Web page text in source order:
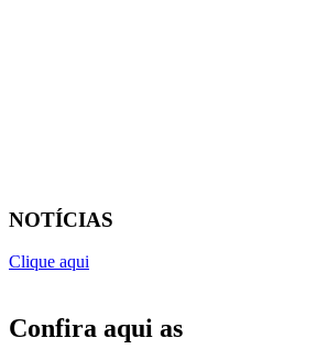
NOTÍCIAS
Clique aqui
Confira aqui as